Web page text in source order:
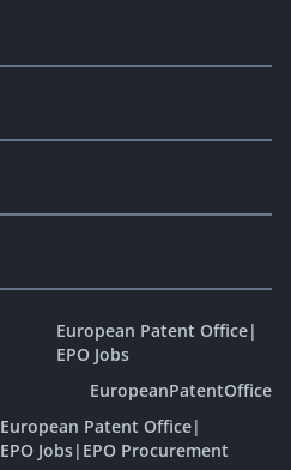
European Patent Office|
EPO Jobs
EuropeanPatentOffice
European Patent Office|
EPO Jobs| EPO Procurement